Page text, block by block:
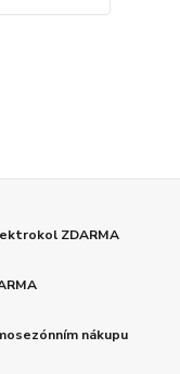
ZDARMA
nákupu